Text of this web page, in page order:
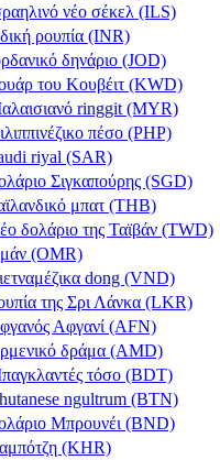
νέο σέκελ (ILS)
ρουπία (INR)
δηνάριο (JOD)
του Κουβέιτ (KWD)
ringgit (MYR)
πέσο (PHP)
riyal (SAR)
Σιγκαπούρης (SGD)
μπατ (THB)
δολάριο της Ταϊβάν (TWD)
(OMR)
dong (VND)
της Σρι Λάνκα (LKR)
Αφγανί (AFN)
δράμα (AMD)
τόσο (BDT)
ngultrum (BTN)
Μπρουνέι (BND)
(KHR)